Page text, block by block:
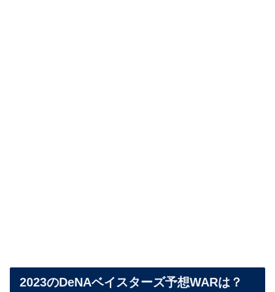
2023のDeNAベイスターズ予想WARは？